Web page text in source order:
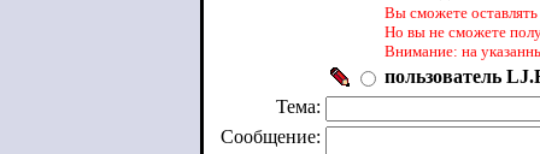
Вы сможете
Но вы не сможете
Внимание: на
пользователь
Тема:
Сообщение: